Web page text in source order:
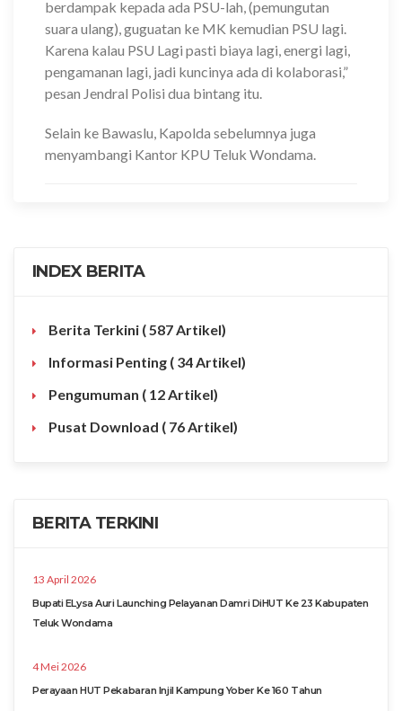
berdampak kepada ada PSU-lah, (pemungutan
suara ulang), guguatan ke MK kemudian PSU lagi.
Karena kalau PSU Lagi pasti biaya lagi, energi lagi,
pengamanan lagi, jadi kuncinya ada di kolaborasi,”
pesan Jendral Polisi dua bintang itu.
Selain ke Bawaslu, Kapolda sebelumnya juga
menyambangi Kantor KPU Teluk Wondama.
INDEX BERITA
Berita Terkini ( 587 Artikel)
Informasi Penting ( 34 Artikel)
Pengumuman ( 12 Artikel)
Pusat Download ( 76 Artikel)
BERITA TERKINI
13 April 2026
Bupati ELysa Auri Launching Pelayanan Damri DiHUT Ke 23 Kabupaten
Teluk Wondama
4 Mei 2026
Perayaan HUT Pekabaran Injil Kampung Yober Ke 160 Tahun